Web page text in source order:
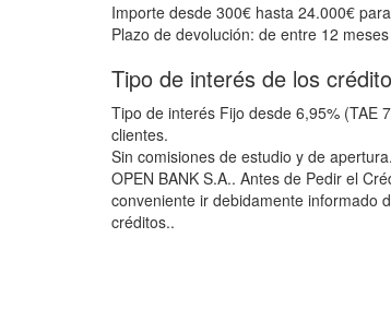
Importe desde 300€ hasta 24.000€
Plazo de devolución: de entre 12
Tipo de interés de los
Tipo de interés Fijo desde 6,95% (TAE
clientes.
Sin comisiones de estudio y de apertura.
OPEN BANK S.A.. Antes de Pedir el
conveniente ir debidamente informado
créditos..